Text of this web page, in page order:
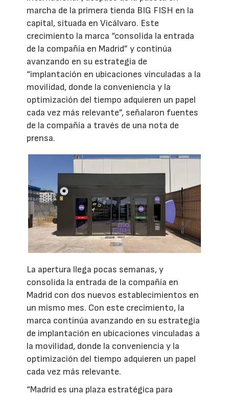
marcha de la primera tienda BIG FISH en la
capital, situada en Vicálvaro. Este
crecimiento la marca “consolida la entrada
de la compañía en Madrid” y continúa
avanzando en su estrategia de
“implantación en ubicaciones vinculadas a la
movilidad, donde la conveniencia y la
optimización del tiempo adquieren un papel
cada vez más relevante”, señalaron fuentes
de la compañía a través de una nota de
prensa.
La apertura llega pocas semanas, y
consolida la entrada de la compañía en
Madrid con dos nuevos establecimientos en
un mismo mes. Con este crecimiento, la
marca continúa avanzando en su estrategia
de implantación en ubicaciones vinculadas a
la movilidad, donde la conveniencia y la
optimización del tiempo adquieren un papel
cada vez más relevante.
“Madrid es una plaza estratégica para